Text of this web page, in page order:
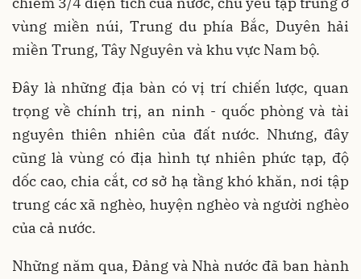
vùng miền núi, Trung du phía Bắc, Duyên hải
miền Trung, Tây Nguyên và khu vực Nam bộ.
Đây là những địa bàn có vị trí chiến lược, quan
trọng về chính trị, an ninh - quốc phòng và tài
nguyên thiên nhiên của đất nước. Nhưng, đây
cũng là vùng có địa hình tự nhiên phức tạp, độ
dốc cao, chia cắt, cơ sở hạ tầng khó khăn, nơi tập
trung các xã nghèo, huyện nghèo và người nghèo
của cả nước.
Những năm qua, Đảng và Nhà nước đã ban hành